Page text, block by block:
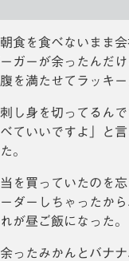
食を食べないまま会
ガーが余ったんだ
を満たせてラッキー
し身を切ってるん
ていいですよ」と
。
を買っていたのを
ダーしちゃったか
が昼ご飯になった。
ったみかんとバナ